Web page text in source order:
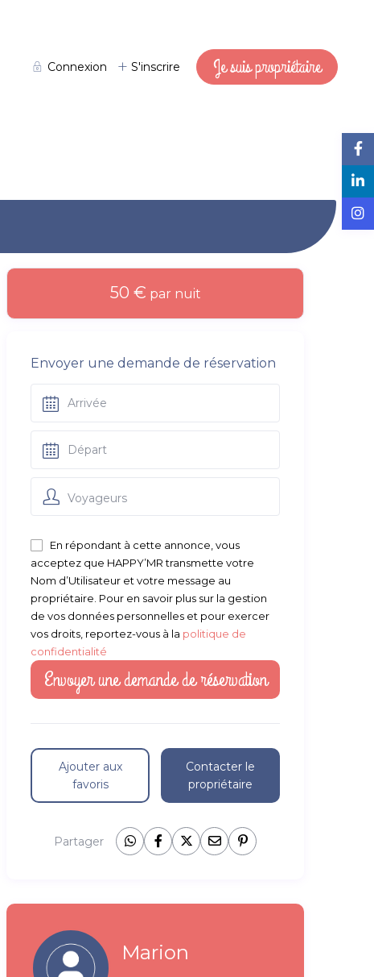
Connexion S'inscrire Je suis propriétaire
50 € par nuit
Envoyer une demande de réservation
Voyageurs
En répondant à cette annonce, vous
acceptez que HAPPY’MR transmette votre
Nom d’Utilisateur et votre message au
propriétaire. Pour en savoir plus sur la gestion
de vos données personnelles et pour exercer
vos droits, reportez-vous à la politique de
confidentialité
Ajouter aux
favoris
Contacter le
propriétaire
Partager
Marion